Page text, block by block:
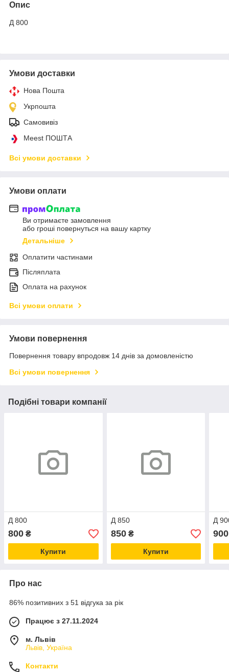
Опис
Д 800
Умови доставки
Нова Пошта
Укрпошта
Самовивіз
Meest ПОШТА
Всі умови доставки
Умови оплати
Ви отримаєте замовлення
або гроші повернуться на вашу картку
Детальніше
Оплатити частинами
Післяплата
Оплата на рахунок
Всі умови оплати
Умови повернення
Повернення товару впродовж 14 днів за домовленістю
Всі умови повернення
Подібні товари компанії
Д 800
800 ₴
Купити
Д 850
850₴
Купити
Д
900
Про нас
86% позитивних з 51 відгука за рік
Працює з 27.11.2024
м. Львів
Львів, Україна
Контакти